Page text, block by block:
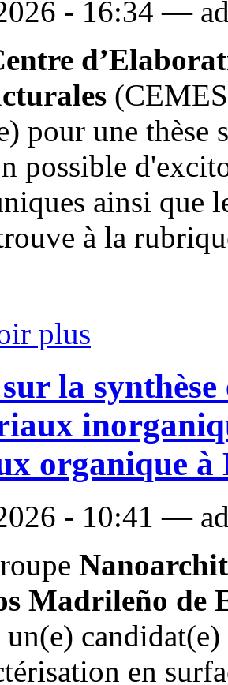
- 16:34 —
pour une thèse
possible
ainsi que
à la
plus
la
organique
- 10:41 —
Madrileño de
un(e)
en